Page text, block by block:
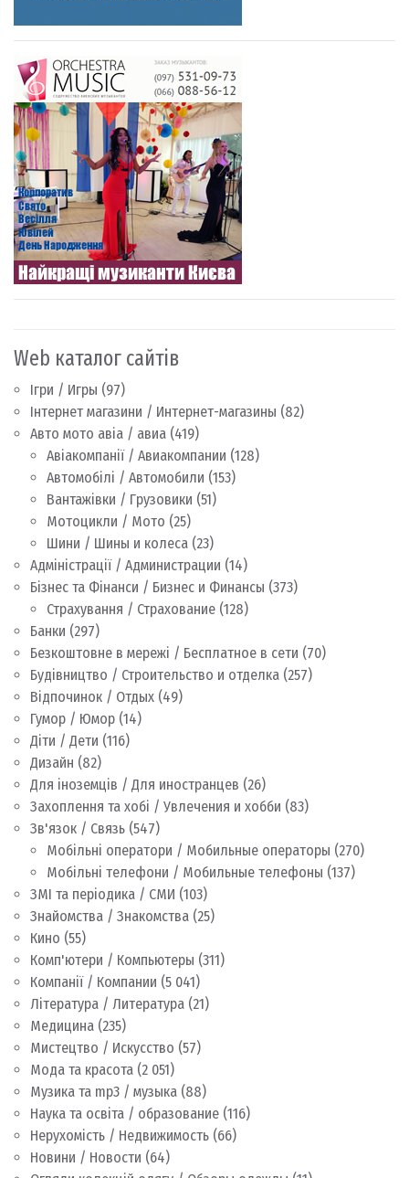
Web каталог сайтів
Ігри / Игры (97)
Інтернет магазини / Интернет-магазины (82)
Авто мото авіа / авиа (419)
Авіакомпанії / Авиакомпании (128)
Автомобілі / Автомобили (153)
Вантажівки / Грузовики (51)
Мотоцикли / Мото (25)
Шини / Шины и колеса (23)
Адміністрації / Администрации (14)
Бізнес та Фінанси / Бизнес и Финансы (373)
Страхування / Страхование (128)
Банки (297)
Безкоштовне в мережі / Бесплатное в сети (70)
Будівництво / Строительство и отделка (257)
Відпочинок / Отдых (49)
Гумор / Юмор (14)
Діти / Дети (116)
Дизайн (82)
Для іноземців / Для иностранцев (26)
Захоплення та хобі / Увлечения и хобби (83)
Зв'язок / Связь (547)
Мобільні оператори / Мобильные операторы (270)
Мобільні телефони / Мобильные телефоны (137)
ЗМІ та періодика / СМИ (103)
Знайомства / Знакомства (25)
Кино (55)
Комп'ютери / Компьютеры (311)
Компанії / Компании (5 041)
Література / Литература (21)
Медицина (235)
Мистецтво / Искусство (57)
Мода та красота (2 051)
Музика та mp3 / музыка (88)
Наука та освіта / образование (116)
Нерухомість / Недвижимость (66)
Новини / Новости (64)